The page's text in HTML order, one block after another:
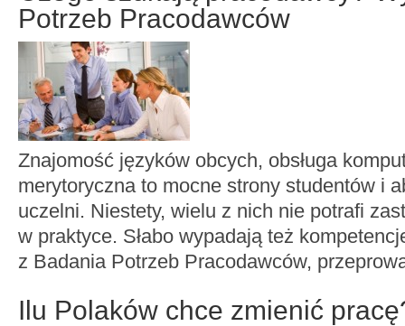
Potrzeb Pracodawców
Znajomość języków obcych, obsługa
merytoryczna to mocne strony studentów i
uczelni. Niestety, wielu z nich nie potrafi
w praktyce. Słabo wypadają też
z Badania Potrzeb Pracodawców,
Ilu Polaków chce zmienić